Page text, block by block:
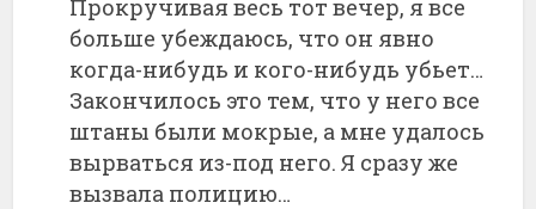
Прокручивая весь тот вечер, я все
больше убеждаюсь, что он явно
когда-нибудь и кого-нибудь убьет…
Закончилось это тем, что у него все
штаны были мокрые, а мне удалось
вырваться из-под него. Я сразу же
вызвала полицию…